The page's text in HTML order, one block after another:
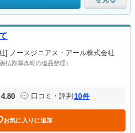
] ノースジニアス・アール株式会社
払郡厚真町の遺品整理）
4.80 口コミ・評判 10件
お気に入りに追加